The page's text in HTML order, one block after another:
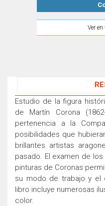
Ver en
Estudio de la figura
de Martín Corona
pertenencia a la
posibilidades que
brillantes artistas
pasado. El examen de
pinturas de Coronas
su modo de trabajo y el
libro incluye numerosas
color.